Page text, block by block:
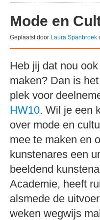
Mode en
Geplaatst door Laura Spanbroek
Heb jij dat nou
maken? Dan is
plek voor
HW10. Wil je een
over mode en
mee te maken en
kunstenares een
beeldend
Academie, heeft
alsmede de
weken wegwijs